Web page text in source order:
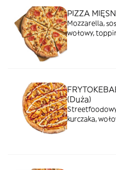
PIZZA
Mozzarella,
wołowy,
(Duża)
kurczaka,
Polane